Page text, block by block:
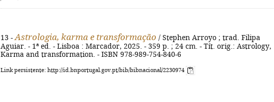
13 - Astrologia, karma e transformação / Stephen Arroyo ; trad. Filipa
Aguiar. - 1ª ed. - Lisboa : Marcador, 2025. - 359 p. ; 24 cm. - Tít. orig.: Astrology,
Karma and transformation. - ISBN 978-989-754-840-6
Link persistente: http://id.bnportugal.gov.pt/bib/bibnacional/2230974